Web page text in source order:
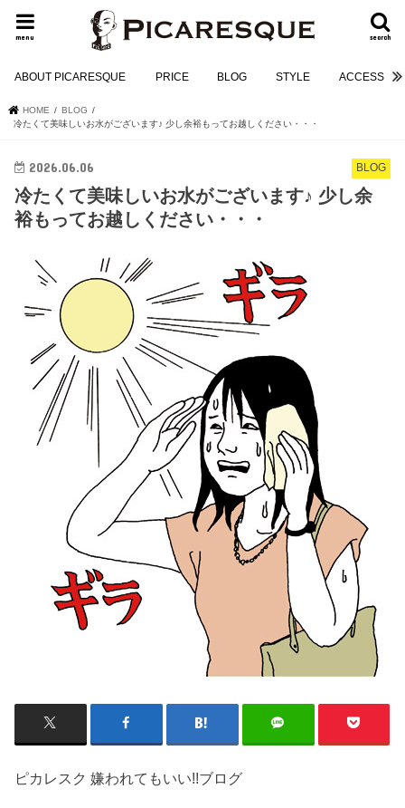
search
menu
ABOUT PICARESQUE PRICE BLOG STYLE ACCESS
HOME
BLOG
冷たくて美味しいお水がございます♪ 少し余裕もってお越しください・・・
BLOG
2026.06.06
冷たくて美味しいお水がございます♪ 少し余
裕もってお越しください・・・
ピカレスク 嫌われてもいい!!ブログ